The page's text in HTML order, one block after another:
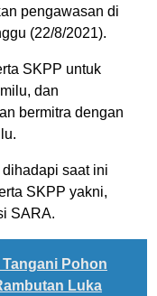
pengawasan di
(22/8/2021).
SKPP untuk
dan
bermitra dengan
saat ini
SKPP yakni,
SARA.
Tangani Pohon
Luka